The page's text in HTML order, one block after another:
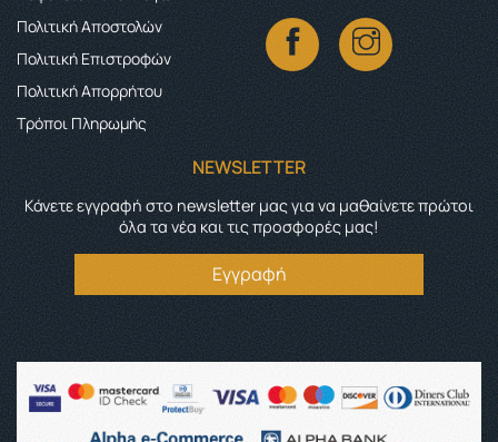
Πολιτική Αποστολών
Πολιτική Επιστροφών
Πολιτική Απορρήτου
Τρόποι Πληρωμής
NEWSLETTER
Κάνετε εγγραφή στο newsletter μας για να μαθαίνετε πρώτοι
όλα τα νέα και τις προσφορές μας!
Εγγραφή